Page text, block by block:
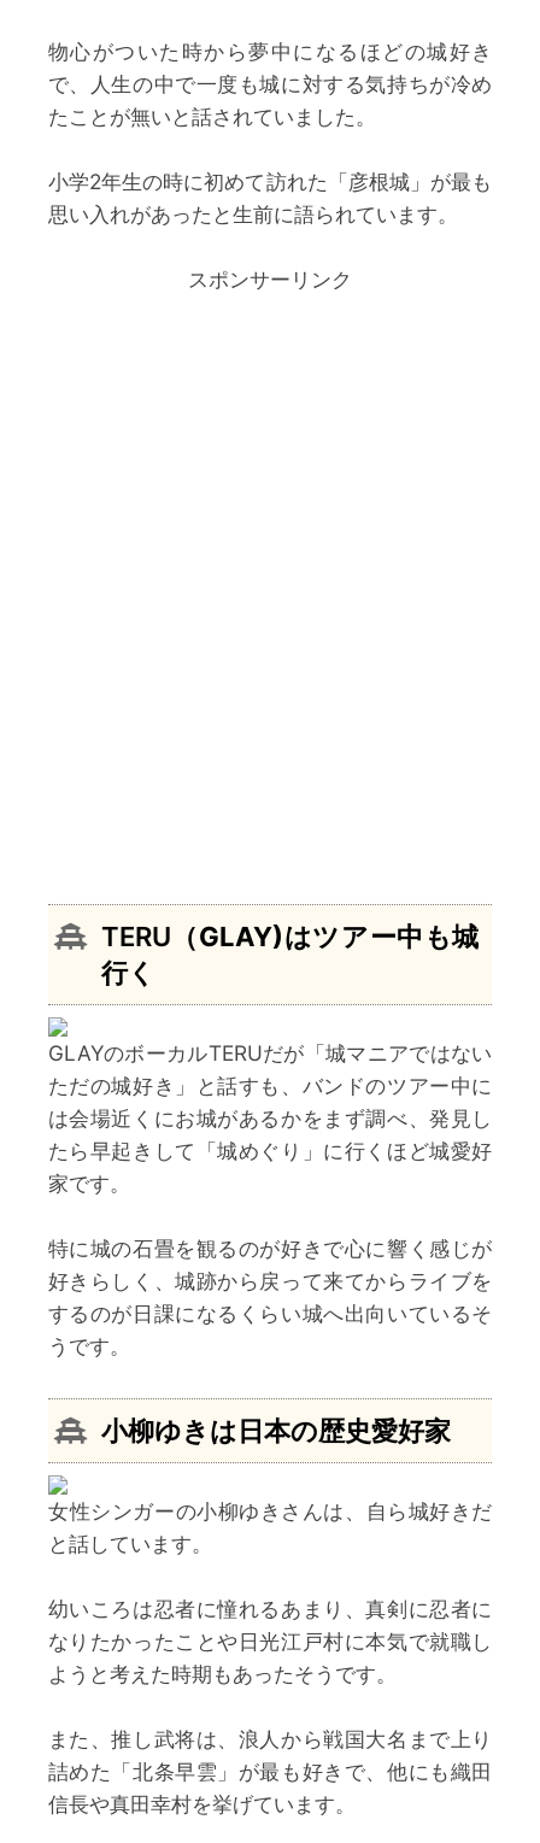
物心がついた時から夢中になるほどの城好き
で、人生の中で一度も城に対する気持ちが冷め
たことが無いと話されていました。
小学2年生の時に初めて訪れた「彦根城」が最も
思い入れがあったと生前に語られています。
スポンサーリンク
TERU （GLAY)はツアー中も城
行く
GLAYのボーカルTERUだが「城マニアではない
ただの城好き」と話すも、バンドのツアー中に
は会場近くにお城があるかをまず調べ、発見し
たら早起きして「城めぐり」に行くほど城愛好
家です。
特に城の石畳を観るのが好きで心に響く感じが
好きらしく、城跡から戻って来てからライブを
するのが日課になるくらい城へ出向いているそ
うです。
小柳ゆきは日本の歴史愛好家
女性シンガーの小柳ゆきさんは、自ら城好きだ
と話しています。
幼いころは忍者に憧れるあまり、真剣に忍者に
なりたかったことや日光江戸村に本気で就職し
ようと考えた時期もあったそうです。
また、推し武将は、浪人から戦国大名まで上り
詰めた「北条早雲」が最も好きで、他にも織田
信長や真田幸村を挙げています。